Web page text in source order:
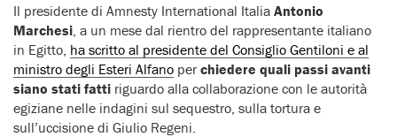
Il presidente di Amnesty International Italia Antonio
Marchesi , a un mese dal rientro del rappresentante italiano
in Egitto, ha scritto al presidente del Consiglio Gentiloni e al
ministro degli Esteri Alfano per chiedere quali passi avanti
siano stati fatti riguardo alla collaborazione con le autorità
egiziane nelle indagini sul sequestro, sulla tortura e
sull’uccisione di Giulio Regeni.